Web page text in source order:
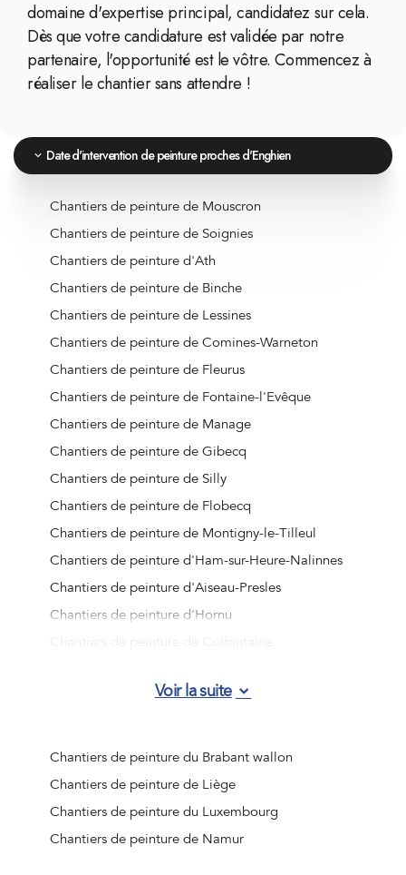
domaine d'expertise principal, candidatez sur cela.
Dès que votre candidature est validée par notre
partenaire, l'opportunité est le vôtre. Commencez à
réaliser le chantier sans attendre !
Date d'intervention de peinture proches d'Enghien
Chantiers de peinture de Mouscron
Chantiers de peinture de Soignies
Chantiers de peinture d'Ath
Chantiers de peinture de Binche
Chantiers de peinture de Lessines
Chantiers de peinture de Comines-Warneton
Chantiers de peinture de Fleurus
Chantiers de peinture de Fontaine-l'Evêque
Chantiers de peinture de Manage
Chantiers de peinture de Gibecq
Chantiers de peinture de Silly
Chantiers de peinture de Flobecq
Chantiers de peinture de Montigny-le-Tilleul
Chantiers de peinture d'Ham-sur-Heure-Nalinnes
Chantiers de peinture d'Aiseau-Presles
Chantiers de peinture d'Hornu
Chantiers de peinture d'Honnelles
Chantiers de peinture d'Ellezelles
Chantiers de peinture de Courcelles
Chantiers de peinture de Mainvault
Chantiers de peinture d'Ellezelles
Voir la suite
Chantiers de peinture du Brabant wallon
Chantiers de peinture de Liège
Chantiers de peinture du Luxembourg
Chantiers de peinture de Namur